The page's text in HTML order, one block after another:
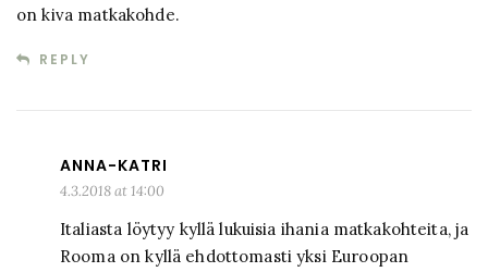
on kiva matkakohde.
REPLY
ANNA-KATRI
4.3.2018 at 14:00
Italiasta löytyy kyllä lukuisia ihania matkakohteita, ja
Rooma on kyllä ehdottomasti yksi Euroopan